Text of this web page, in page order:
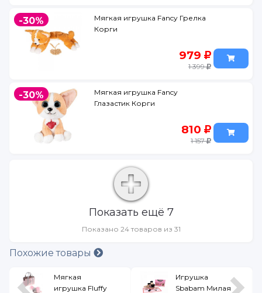
-30%
Мягкая игрушка Fancy Грелка
Корги
979
1 399
-30%
Мягкая игрушка Fancy
Глазастик Корги
810
1 157
Показать ещё 7
Показано 24 товаров из 31
Похожие товары
Мягкая
игрушка Fluffy
Игрушка
Sbabam Милая